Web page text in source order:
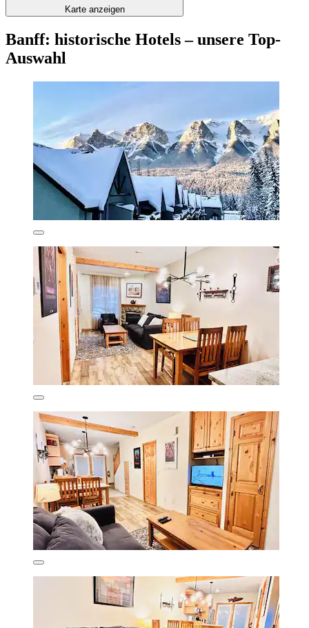
Karte anzeigen
Banff: historische Hotels – unsere Top-
Auswahl